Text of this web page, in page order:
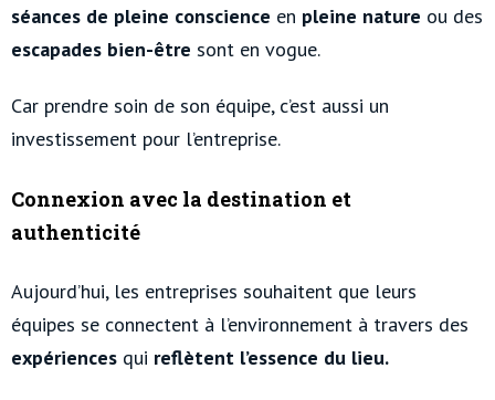
séances de pleine conscience en pleine nature ou des
escapades bien-être sont en vogue.
Car prendre soin de son équipe, c’est aussi un
investissement pour l’entreprise.
Connexion avec la destination et
authenticité
Aujourd’hui, les entreprises souhaitent que leurs
équipes se connectent à l’environnement à travers des
expériences qui reflètent l’essence du lieu.